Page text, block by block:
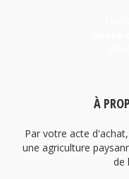
À
Par votre acte
une agriculture
de